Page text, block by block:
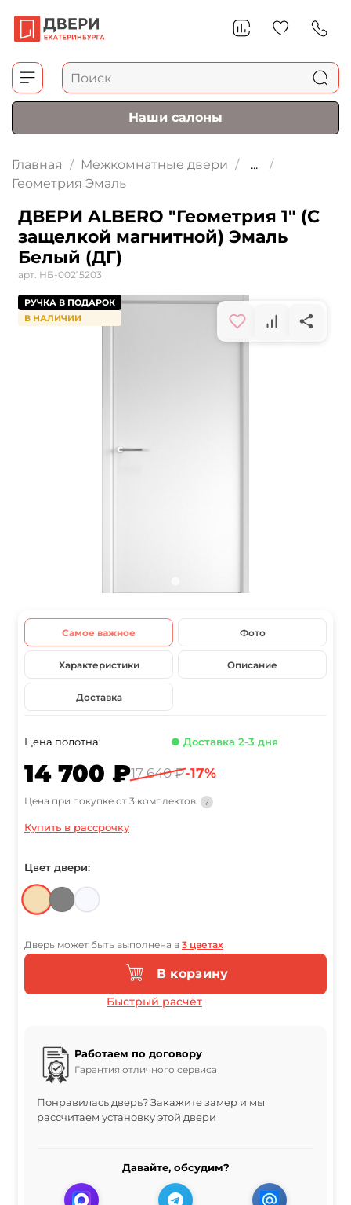
Наши салоны
Главная Межкомнатные двери
...
Геометрия Эмаль
ДВЕРИ ALBERO "Геометрия 1" (С
защелкой магнитной) Эмаль
Белый (ДГ)
арт. НБ-00215203
РУЧКА В ПОДАРОК
В НАЛИЧИИ
Самое важное Фото
Характеристики Описание
Доставка
Цена полотна: ● Доставка 2-3 дня
14 700 ₽17 640 ₽-17%
Цена при покупке от 3 комплектов ?
Купить в рассрочку
Цвет двери:
Дверь может быть выполнена в 3 цветах
В корзину
Быстрый расчёт
Работаем по договору
Гарантия отличного сервиса
Понравилась дверь? Закажите замер и мы
рассчитаем установку этой двери
Давайте, обсудим?